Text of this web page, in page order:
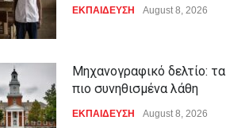
ΕΚΠΑΙΔΕΥΣΗ August 8, 2026
Μηχανογραφικό δελτίο: τα
πιο συνηθισμένα λάθη
ΕΚΠΑΙΔΕΥΣΗ August 8, 2026